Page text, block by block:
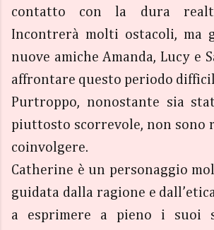
contatto con la dura
Incontrerà molti ostacoli, ma
nuove amiche Amanda, Lucy e
affrontare questo periodo
Purtroppo, nonostante sia
piuttosto scorrevole, non sono
coinvolgere.
Catherine è un personaggio
guidata dalla ragione e
a esprimere a pieno i suoi